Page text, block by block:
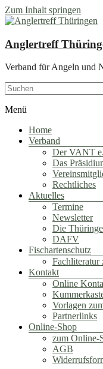
Zum Inhalt springen
Anglertreff
Verband für Angeln und
Menü
Home
Verband
Der VANT
Das
Rechtliches
Aktuelles
Termine
Newsletter
Die
DAFV
Fischartenschutz
Fachliteratur
Kontakt
Online
Vorlagen
Partnerlinks
Online-Shop
zum Online-
AGB